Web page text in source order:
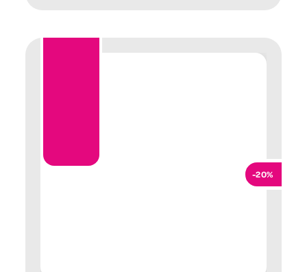
-20%